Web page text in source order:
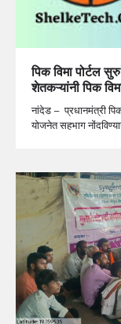
पिक विमा पोर्टल
शेतकऱ्यांनी पिक
नांदेड – प्रधानमंत्री
योजनेत सहभाग